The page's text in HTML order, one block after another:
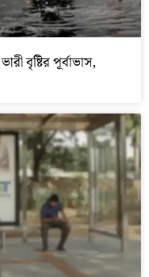
বৃষ্টির পূর্বাভাস,